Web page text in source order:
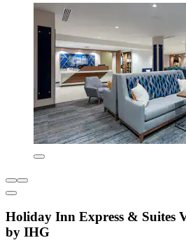
Holiday Inn Express & Suites
by IHG